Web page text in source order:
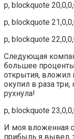
p, blockquote
p, blockquote
p, blockquote
Следующая
большее
открытия,
окупил в раза
рухнула!
p, blockquote
И моя вложенная
прибыль я вывел,